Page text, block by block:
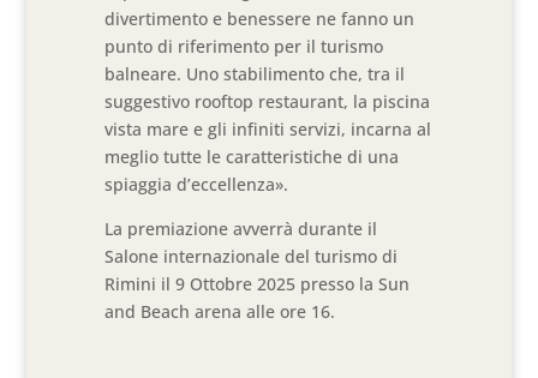
divertimento e benessere ne fanno un
punto di riferimento per il turismo
balneare. Uno stabilimento che, tra il
suggestivo rooftop restaurant, la piscina
vista mare e gli infiniti servizi, incarna al
meglio tutte le caratteristiche di una
spiaggia d’eccellenza».
La premiazione avverrà durante il
Salone internazionale del turismo di
Rimini il 9 Ottobre 2025 presso la Sun
and Beach arena alle ore 16.